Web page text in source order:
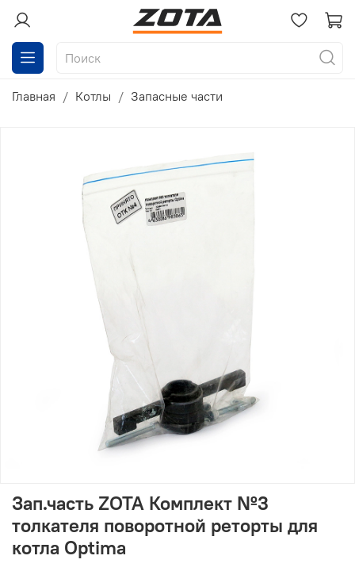
Главная Котлы Запасные части
Зап.часть ZOTA Комплект №3
толкателя поворотной реторты для
котла Optima